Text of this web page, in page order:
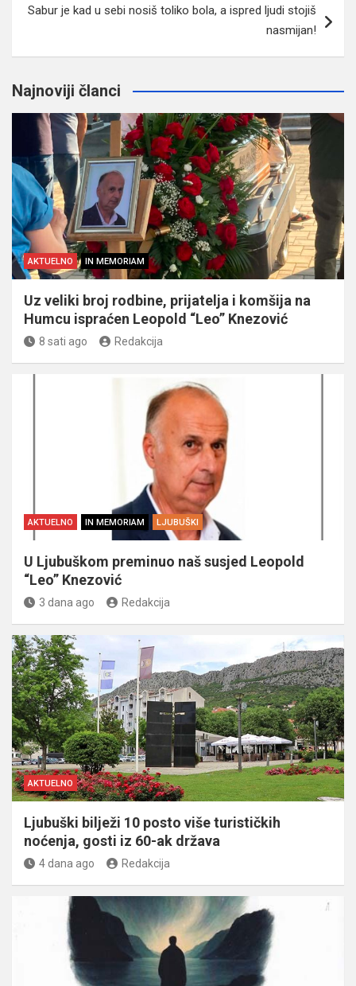
Sabur je kad u sebi nosiš toliko bola, a ispred ljudi stojiš
nasmijan!
Najnoviji članci
AKTUELNO IN MEMORIAM
Uz veliki broj rodbine, prijatelja i komšija na
Humcu ispraćen Leopold “Leo” Knezović
8 sati ago Redakcija
AKTUELNO IN MEMORIAM LJUBUŠKI
U Ljubuškom preminuo naš susjed Leopold
“Leo” Knezović
3 dana ago Redakcija
AKTUELNO
Ljubuški bilježi 10 posto više turističkih
noćenja, gosti iz 60-ak država
4 dana ago Redakcija